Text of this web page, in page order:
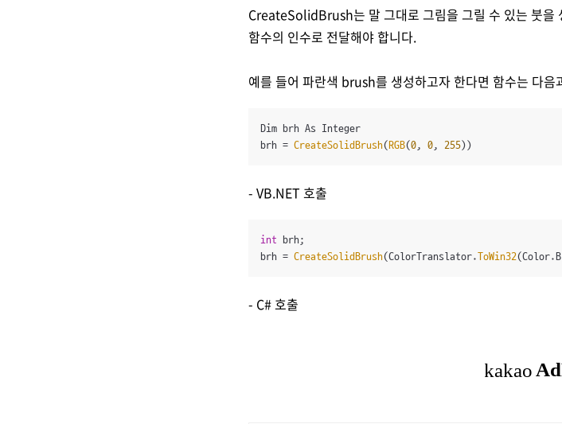
CreateSolidBrush는 말 그대로 그림을 그릴 수 있는 붓
함수의 인수로 전달해야 합니다.
예를 들어 파란색 brush를 생성하고자 한다면 함수는 다음
Dim brh As Integer
brh = CreateSolidBrush( RGB(0, 0, 255))
- VB.NET 호출
int brh;
brh = CreateSolidBrush(ColorTranslator.ToWin32
- C# 호출